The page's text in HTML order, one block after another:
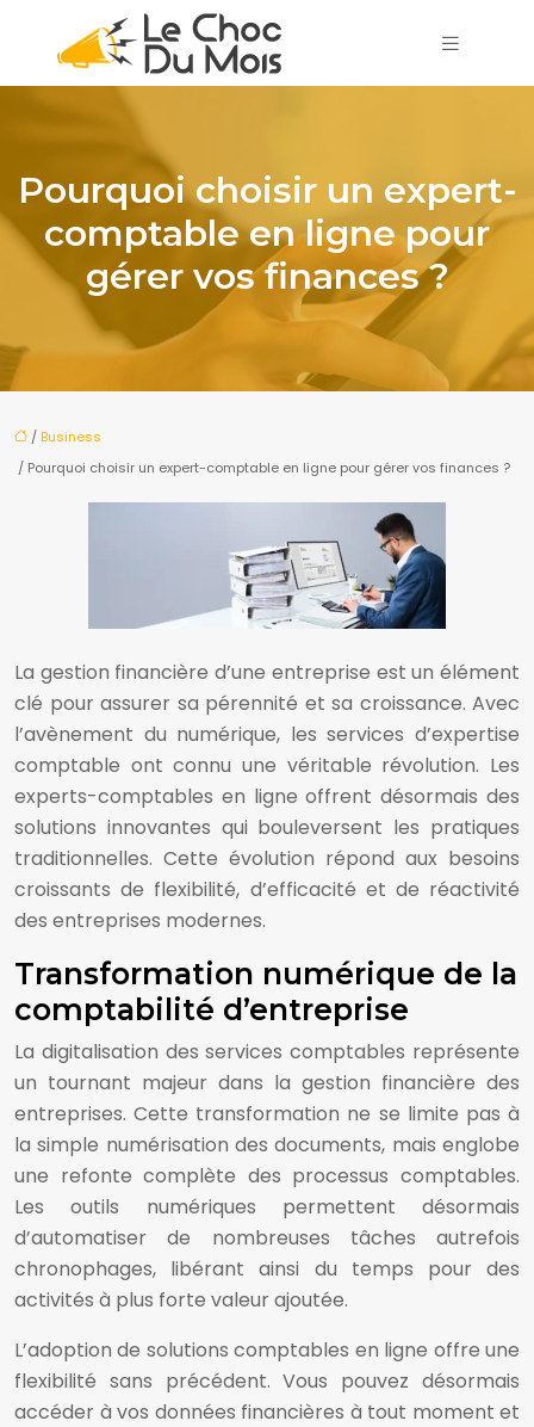
Pourquoi choisir un expert-
comptable en ligne pour
gérer vos finances ?
/Business
/ Pourquoi choisir un expert-comptable en ligne pour gérer vos finances ?
La gestion financière d’une entreprise est un élément
clé pour assurer sa pérennité et sa croissance. Avec
l’avènement du numérique, les services d’expertise
comptable ont connu une véritable révolution. Les
experts-comptables en ligne offrent désormais des
solutions innovantes qui bouleversent les pratiques
traditionnelles. Cette évolution répond aux besoins
croissants de flexibilité, d’efficacité et de réactivité
des entreprises modernes.
Transformation numérique de la
comptabilité d’entreprise
La digitalisation des services comptables représente
un tournant majeur dans la gestion financière des
entreprises. Cette transformation ne se limite pas à
la simple numérisation des documents, mais englobe
une refonte complète des processus comptables.
Les outils numériques permettent désormais
d’automatiser de nombreuses tâches autrefois
chronophages, libérant ainsi du temps pour des
activités à plus forte valeur ajoutée.
L’adoption de solutions comptables en ligne offre une
flexibilité sans précédent. Vous pouvez désormais
accéder à vos données financières à tout moment et